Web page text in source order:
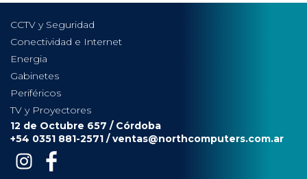
CCTV y Seguridad
Conectividad e Internet
Energia
Gabinetes
Periféricos
TV y Proyectores
12 de Octubre 657 / Córdoba
+54 0351 881-2571 /ventas@northcomputers.com.ar